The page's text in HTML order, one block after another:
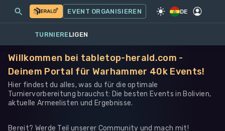
SPIEL·WARHAMMER 40K
MEINE EVENTS MEHR
EVENT ORGANISIEREN DE
TURNIERELIGEN
Willkommen bei tabletop-herald.com -
Deinem Portal für Warhammer 40k Events!
Hier findest du alles, was du für die optimale
Turniervorbereitung brauchst: Die besten Events in Bolivien,
aktuelle Armeelisten und Ergebnisse.
Bereit? Werde Teil unserer Community und mach mit!